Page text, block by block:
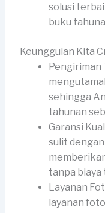
solusi
buku
Keunggulan Kita
Pengiriman
sehingga
tahunan
Garansi
sulit
tanpa biaya
Layanan
layanan